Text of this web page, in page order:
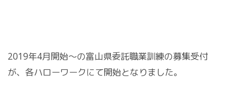
2019年4月開始～の富山県委託職業訓練の募集受付
が、各ハローワークにて開始となりました。